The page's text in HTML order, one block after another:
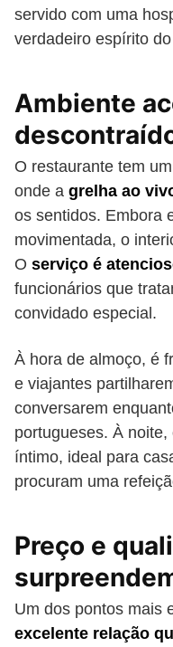
servido com uma
verdadeiro espírito
Ambiente
O restaurante tem
onde a grelha ao
os sentidos. Embora
movimentada, o
O serviço é
funcionários que
convidado especial.
À hora de almoço, é
e viajantes
conversarem
portugueses. À
íntimo, ideal para
procuram uma
Preço e
Um dos pontos mais
excelente relação